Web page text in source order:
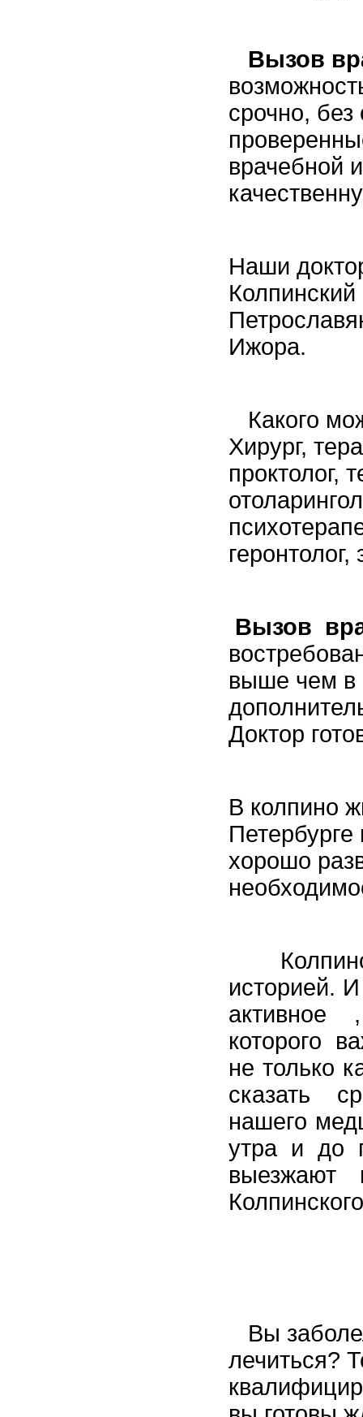
Вызов
срочно,
врачебной
Наши
Ижора.
Какого
Хирург,
проктолог,
Вызов
выше чем в
Доктор
В колпино
хорошо
Колпино
историей.
активное
которого
не только
сказать
нашего
утра и до
выезжают
Вы
лечиться?